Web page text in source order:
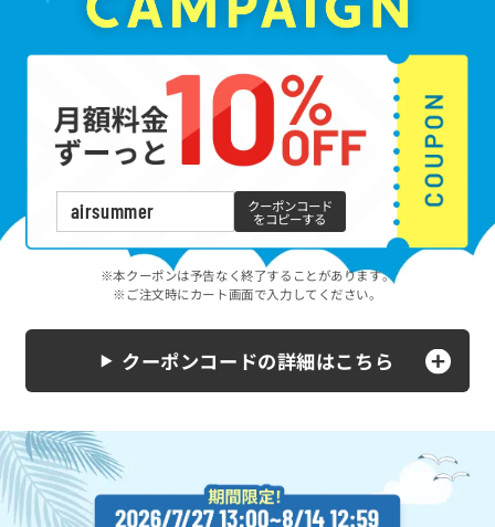
airsummer クーポンコード
をコピーする
※本クーポンは予告なく終了することがあります。
※ご注文時にカート画面で入力してください。
クーポンコードの詳細はこちら